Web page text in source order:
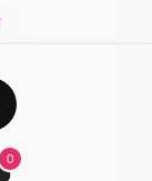
0